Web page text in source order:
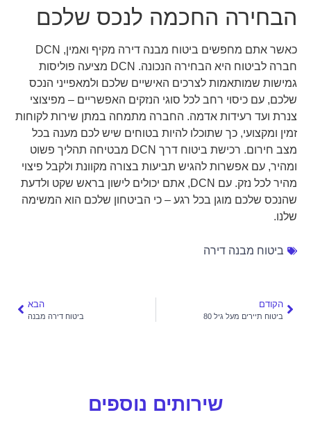
הבחירה החכמה לנכס שלכם
כאשר אתם מחפשים ביטוח מבנה דירה מקיף ואמין, DCN
חברה לביטוח היא הבחירה הנכונה. DCN מציעה פוליסות
גמישות שמותאמות לצרכים האישיים שלכם ולמאפייני הנכס
שלכם, עם כיסוי רחב לכל סוגי הנזקים האפשריים – מפיצוצי
צנרת ועד רעידות אדמה. החברה מתמחה במתן שירות לקוחות
זמין ומקצועי, כך שתוכלו להיות בטוחים שיש לכם מענה בכל
מצב חירום. רכישת ביטוח דרך DCN מבטיחה תהליך פשוט
ומהיר, עם אפשרות להגיש תביעות בצורה מקוונת ולקבל פיצוי
מהיר לכל נזק. עם DCN, אתם יכולים לישון בראש שקט ולדעת
שהנכס שלכם מוגן בכל רגע – כי הביטחון שלכם הוא המשימה
שלנו.
ביטוח מבנה דירה
הקודם
ביטוח תיירים מעל גיל 80
הבא
ביטוח דירה מבנה
שירותים נוספים